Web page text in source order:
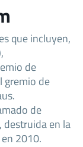
que incluyen,
de
gremio de
de
en la
2010.